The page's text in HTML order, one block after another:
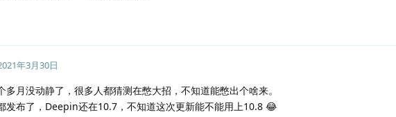
年3月30日
多月没动静了，很多人都猜测在憋大招，不知道能憋出个啥来。
发布了，Deepin还在10.7，不知道这次更新能不能用上10.8 😂